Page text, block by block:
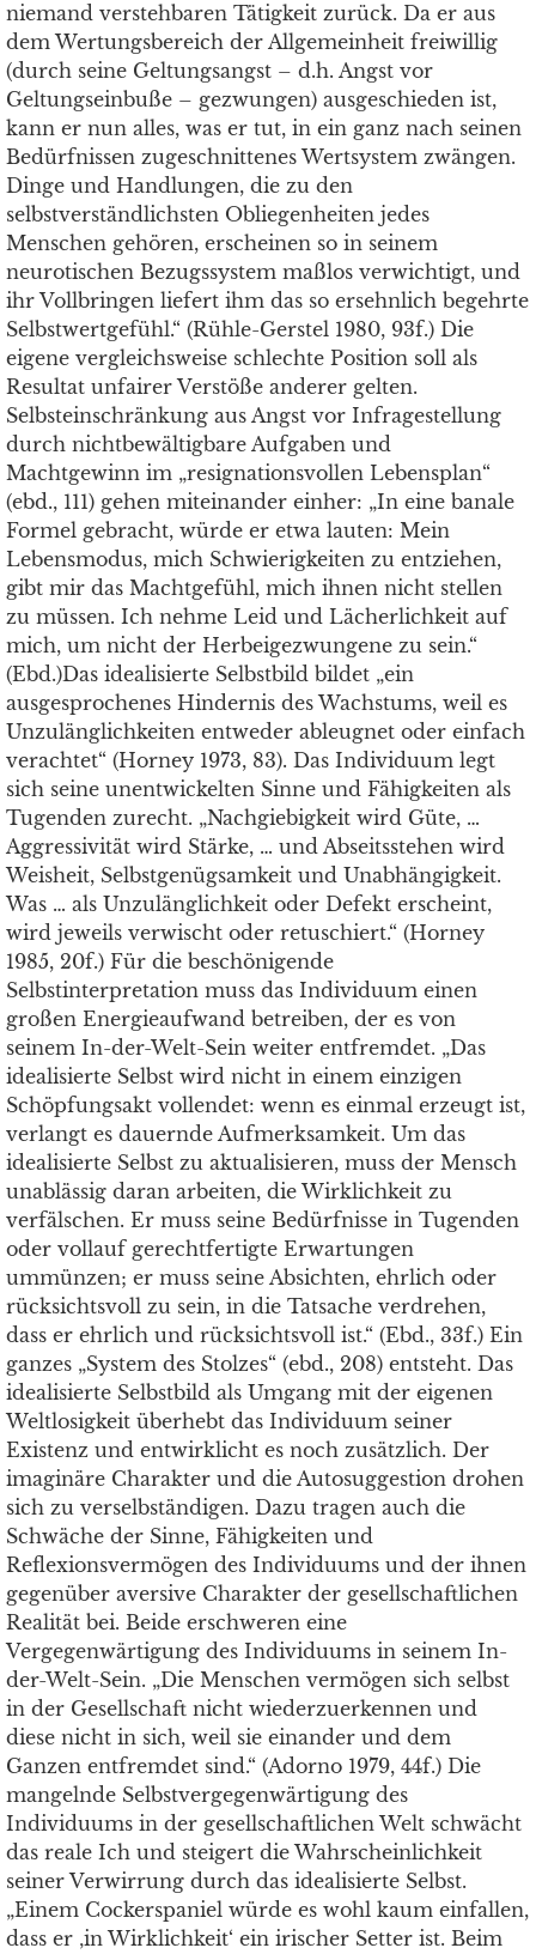
niemand verstehbaren Tätigkeit zurück. Da er aus
dem Wertungsbereich der Allgemeinheit freiwillig
(durch seine Geltungsangst – d.h. Angst vor
Geltungseinbuße – gezwungen) ausgeschieden ist,
kann er nun alles, was er tut, in ein ganz nach seinen
Bedürfnissen zugeschnittenes Wertsystem zwängen.
Dinge und Handlungen, die zu den
selbstverständlichsten Obliegenheiten jedes
Menschen gehören, erscheinen so in seinem
neurotischen Bezugssystem maßlos verwichtigt, und
ihr Vollbringen liefert ihm das so ersehnlich begehrte
Selbstwertgefühl.“ (Rühle-Gerstel 1980, 93f.) Die
eigene vergleichsweise schlechte Position soll als
Resultat unfairer Verstöße anderer gelten.
Selbsteinschränkung aus Angst vor Infragestellung
durch nichtbewältigbare Aufgaben und
Machtgewinn im „resignationsvollen Lebensplan“
(ebd., 111) gehen miteinander einher: „In eine banale
Formel gebracht, würde er etwa lauten: Mein
Lebensmodus, mich Schwierigkeiten zu entziehen,
gibt mir das Machtgefühl, mich ihnen nicht stellen
zu müssen. Ich nehme Leid und Lächerlichkeit auf
mich, um nicht der Herbeigezwungene zu sein.“
(Ebd.)Das idealisierte Selbstbild bildet „ein
ausgesprochenes Hindernis des Wachstums, weil es
Unzulänglichkeiten entweder ableugnet oder einfach
verachtet“ (Horney 1973, 83). Das Individuum legt
sich seine unentwickelten Sinne und Fähigkeiten als
Tugenden zurecht. „Nachgiebigkeit wird Güte, …
Aggressivität wird Stärke, … und Abseitsstehen wird
Weisheit, Selbstgenügsamkeit und Unabhängigkeit.
Was … als Unzulänglichkeit oder Defekt erscheint,
wird jeweils verwischt oder retuschiert.“ (Horney
1985, 20f.) Für die beschönigende
Selbstinterpretation muss das Individuum einen
großen Energieaufwand betreiben, der es von
seinem In-der-Welt-Sein weiter entfremdet. „Das
idealisierte Selbst wird nicht in einem einzigen
Schöpfungsakt vollendet: wenn es einmal erzeugt ist,
verlangt es dauernde Aufmerksamkeit. Um das
idealisierte Selbst zu aktualisieren, muss der Mensch
unablässig daran arbeiten, die Wirklichkeit zu
verfälschen. Er muss seine Bedürfnisse in Tugenden
oder vollauf gerechtfertigte Erwartungen
ummünzen; er muss seine Absichten, ehrlich oder
rücksichtsvoll zu sein, in die Tatsache verdrehen,
dass er ehrlich und rücksichtsvoll ist.“ (Ebd., 33f.) Ein
ganzes „System des Stolzes“ (ebd., 208) entsteht. Das
idealisierte Selbstbild als Umgang mit der eigenen
Weltlosigkeit überhebt das Individuum seiner
Existenz und entwirklicht es noch zusätzlich. Der
imaginäre Charakter und die Autosuggestion drohen
sich zu verselbständigen. Dazu tragen auch die
Schwäche der Sinne, Fähigkeiten und
Reflexionsvermögen des Individuums und der ihnen
gegenüber aversive Charakter der gesellschaftlichen
Realität bei. Beide erschweren eine
Vergegenwärtigung des Individuums in seinem In-
der-Welt-Sein. „Die Menschen vermögen sich selbst
in der Gesellschaft nicht wiederzuerkennen und
diese nicht in sich, weil sie einander und dem
Ganzen entfremdet sind.“ (Adorno 1979, 44f.) Die
mangelnde Selbstvergegenwärtigung des
Individuums in der gesellschaftlichen Welt schwächt
das reale Ich und steigert die Wahrscheinlichkeit
seiner Verwirrung durch das idealisierte Selbst.
„Einem Cockerspaniel würde es wohl kaum einfallen,
dass er ‚in Wirklichkeit‘ ein irischer Setter ist. Beim